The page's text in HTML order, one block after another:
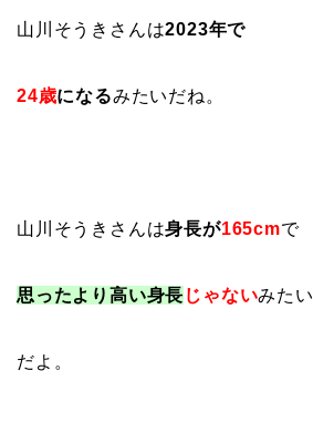
山川そうきさんは2023年で
24歳になるみたいだね。
山川そうきさんは身長が165cmで
思ったより高い身長 じゃないみたい
だよ。